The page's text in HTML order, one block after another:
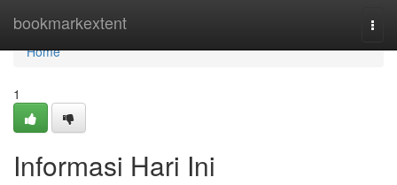
bookmarkextent
Home
Home
1
Informasi Hari Ini